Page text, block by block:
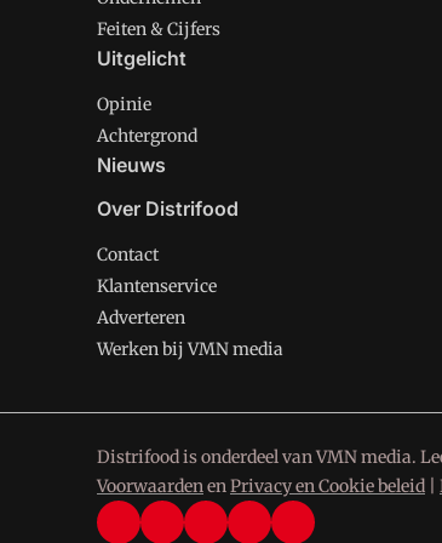
Feiten & Cijfers
Uitgelicht
Opinie
Achtergrond
Nieuws
Over Distrifood
Contact
Klantenservice
Adverteren
Werken bij VMN media
Distrifood is onderdeel van VMN media.
VoorwaardenenPrivacy en Cookie beleid